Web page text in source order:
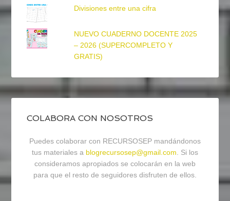
Divisiones entre una cifra
NUEVO CUADERNO DOCENTE 2025
– 2026 (SUPERCOMPLETO Y
GRATIS)
COLABORA CON NOSOTROS
Puedes colaborar con RECURSOSEP mandándonos
tus materiales a blogrecursosep@gmail.com. Si los
consideramos apropiados se colocarán en la web
para que el resto de seguidores disfruten de ellos.